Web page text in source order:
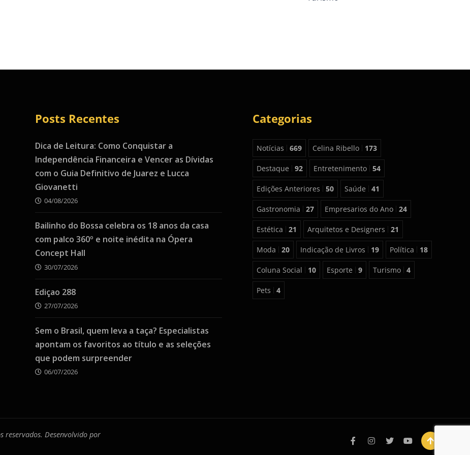
Posts Recentes
Dica de Leitura: Como Conquistar a
Independência Financeira e Vencer as Dívidas
com o Guia Definitivo de Juarez e Lucca
Giovanetti
04/08/2026
Bailinho do Bossa celebra os 18 anos da casa
com palco 360º e noite inédita na Ópera
Concept Hall
30/07/2026
Ediçao 288
27/07/2026
Sem o Brasil, quem leva a taça? Especialistas
apontam os favoritos ao título e as seleções
que podem surpreender
06/07/2026
Categorias
Notícias 669 Celina Ribello 173
Destaque 92 Entretenimento 54
Edições Anteriores 50 Saúde 41
Gastronomia 27 Empresarios do Ano 24
Estética 21 Arquitetos e Designers 21
Moda 20 Indicação de Livros 19 Política 18
Coluna Social 10 Esporte 9 Turismo 4
Pets 4
reservados. Desenvolvido por